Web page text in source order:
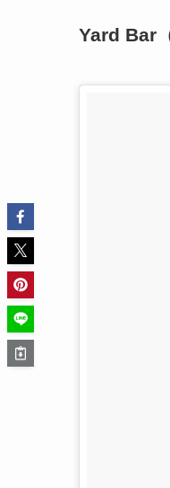
Yard Bar